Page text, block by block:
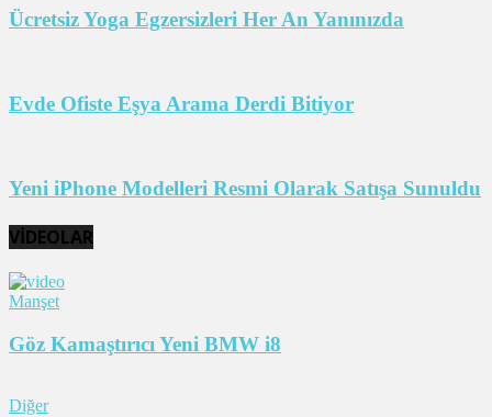
Ücretsiz Yoga Egzersizleri Her An Yanınızda
Evde Ofiste Eşya Arama Derdi Bitiyor
Yeni iPhone Modelleri Resmi Olarak Satışa Sunuldu
VİDEOLAR
Manşet
Göz Kamaştırıcı Yeni BMW i8
Diğer